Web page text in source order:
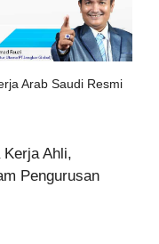
Arab Saudi Resmi
Ahli,
Pengurusan